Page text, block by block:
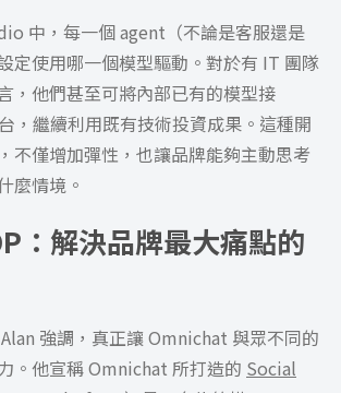
中，每一個 agent（不論是客服還是
定使用哪一個模型驅動。對於有 IT 團隊
，他們甚至可將內部已有的模型接
，繼續利用既有技術投資成果。這種開
不僅增加彈性，也讓品牌能夠主動思考
麼情境。
：解決品牌最大痛點的
強調，真正讓 Omnichat 與眾不同的
。他宣稱 Omnichat 所打造的 Social